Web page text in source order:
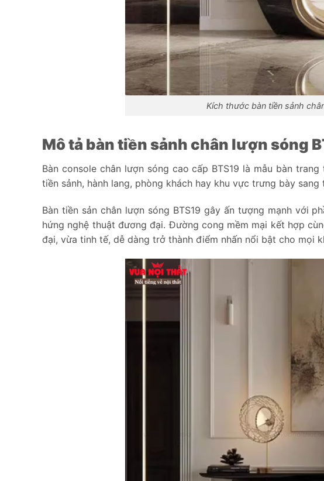
Kích thước bàn tiền sảnh
Mô tả bàn tiền sảnh chân lượn sóng
Bàn console chân lượn sóng cao cấp BTS19 là mẫu bàn
tiền sảnh, hành lang, phòng khách hay khu vực trưng bày sang
Bàn tiền sản chân lượn sóng BTS19 gây ấn tượng mạnh với
hứng nghệ thuật đương đại. Đường cong mềm mại kết hợp
đại, vừa tinh tế, dễ dàng trở thành điểm nhấn nổi bật cho mọi